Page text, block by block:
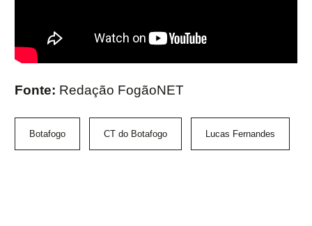
Fonte: Redação FogãoNET
Botafogo CT do Botafogo Lucas Fernandes